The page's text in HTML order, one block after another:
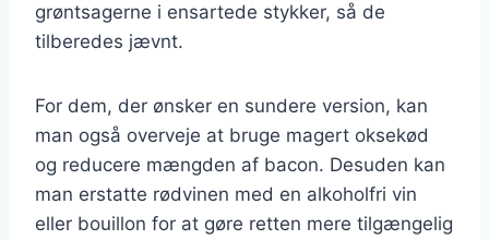
grøntsagerne i ensartede stykker, så de
tilberedes jævnt.
For dem, der ønsker en sundere version, kan
man også overveje at bruge magert oksekød
og reducere mængden af bacon. Desuden kan
man erstatte rødvinen med en alkoholfri vin
eller bouillon for at gøre retten mere tilgængelig